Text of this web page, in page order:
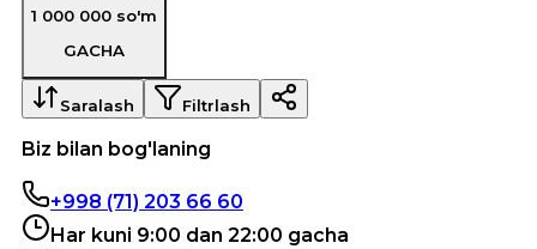
1 000 000 so'm
GACHA
Saralash Filtrlash
Biz bilan bog'laning
+998 (71) 203 66 60
Har kuni 9:00 dan 22:00 gacha